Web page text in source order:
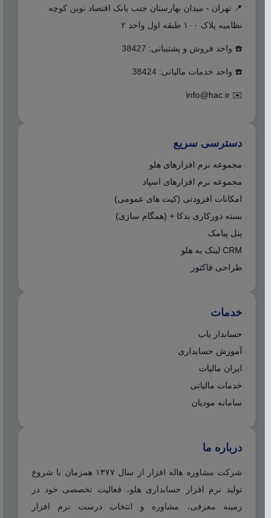
📍 تهران - میدان بهارستان جنب بانک اقتصاد نوین کوچه
نظامیه پلاک ۱۰۰ طبقه اول واحد ۲
☎️ واحد فروش و پشتیبانی: 38427
☎️ واحد خدمات مالیاتی: 38424
✉️
info@hac.ir
دسترسی سریع
مجموعه نرم افزارهای هلو
مجموعه نرم افزارهای اسپاد
امکانات افزودنی (کیت های عمومی)
بسته دورکاری بدکا + (همگام سازی)
پنل پیامک
CRM لینک به هلو
طراحی فاکتور
خدمات
حسابدار یاب
آموزش حسابداری
ایران مالیات
خدمات مالیاتی
سامانه مودیان
درباره ما
شرکت مشاوره هاله افزار از سال ۱۳۷۷ همزمان با شروع
تولید نرم افزار حسابداری هلو، فعالیت تخصصی خود در
زمینه معرفی، مشاوره و انتخاب درست نرم افزار